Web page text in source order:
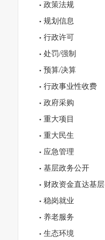
政策法规
规划信息
行政许可
处罚/强制
预算/决算
行政事业性收费
政府采购
重大项目
重大民生
应急管理
基层政务公开
财政资金直达基层
稳岗就业
养老服务
生态环境